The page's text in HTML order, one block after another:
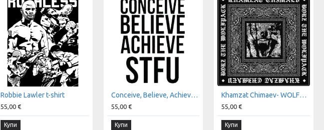
Robbie Lawler t-shirt
55,00 €
Купи
Conceive, Believe, Achieve, Shut the Fuck Up - Michael Bisping t-shirt
55,00 €
Купи
Khamzat Chimaev- WOLFPACK t-shirt
55,00 €
Купи